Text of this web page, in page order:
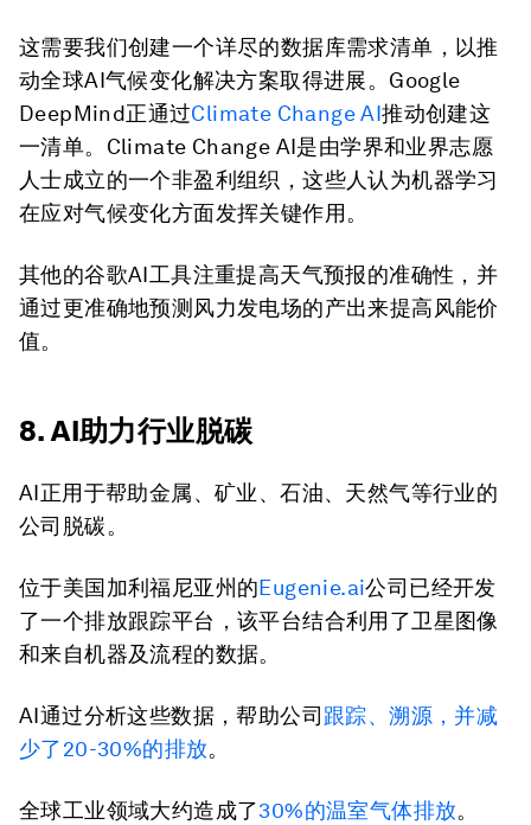
这需要我们创建一个详尽的数据库需求清单，以推
动全球AI气候变化解决方案取得进展。Google
DeepMind正通过Climate Change AI推动创建这
一清单。Climate Change AI是由学界和业界志愿
人士成立的一个非盈利组织，这些人认为机器学习
在应对气候变化方面发挥关键作用。
其他的谷歌AI工具注重提高天气预报的准确性，并
通过更准确地预测风力发电场的产出来提高风能价
值。
8. AI助力行业脱碳
AI正用于帮助金属、矿业、石油、天然气等行业的
公司脱碳。
位于美国加利福尼亚州的Eugenie.ai公司已经开发
了一个排放跟踪平台，该平台结合利用了卫星图像
和来自机器及流程的数据。
AI通过分析这些数据，帮助公司 跟踪、溯源，并减
少了20-30%的排放。
全球工业领域大约造成了30%的温室气体排放。